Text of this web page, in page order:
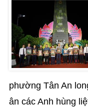
phường Tân An
ân các Anh hùng